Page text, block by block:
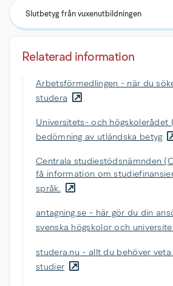
Slutbetyg från vuxenutbildningen
Relaterad information
Arbetsförmedlingen - när du
studera
Universitets- och högskolerådet
bedömning av utländska betyg
Centrala studiestödsnämnden
få information om
språk.
antagning.se - här gör du din
svenska högskolor och
studera.nu - allt du behöver veta
studier